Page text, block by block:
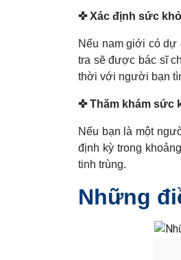
✜ Xác định sức
Nếu nam giới có dự
tra sẽ được bác sĩ
thời với người bạn
✜ Thăm khám sức
Nếu bạn là một
định kỳ trong
tinh trùng.
Những